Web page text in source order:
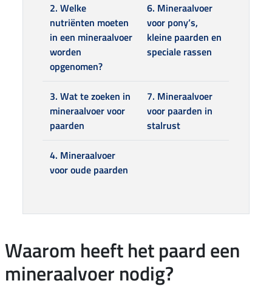
2. Welke
nutriënten moeten
in een mineraalvoer
worden
opgenomen?
6. Mineraalvoer
voor pony’s,
kleine paarden en
speciale rassen
3. Wat te zoeken in
mineraalvoer voor
paarden
7. Mineraalvoer
voor paarden in
stalrust
4. Mineraalvoer
voor oude paarden
Waarom heeft het paard een
mineraalvoer nodig?